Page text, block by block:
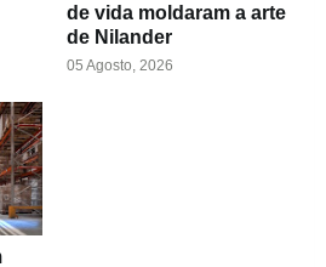
de vida moldaram a arte
de Nilander
05 Agosto, 2026